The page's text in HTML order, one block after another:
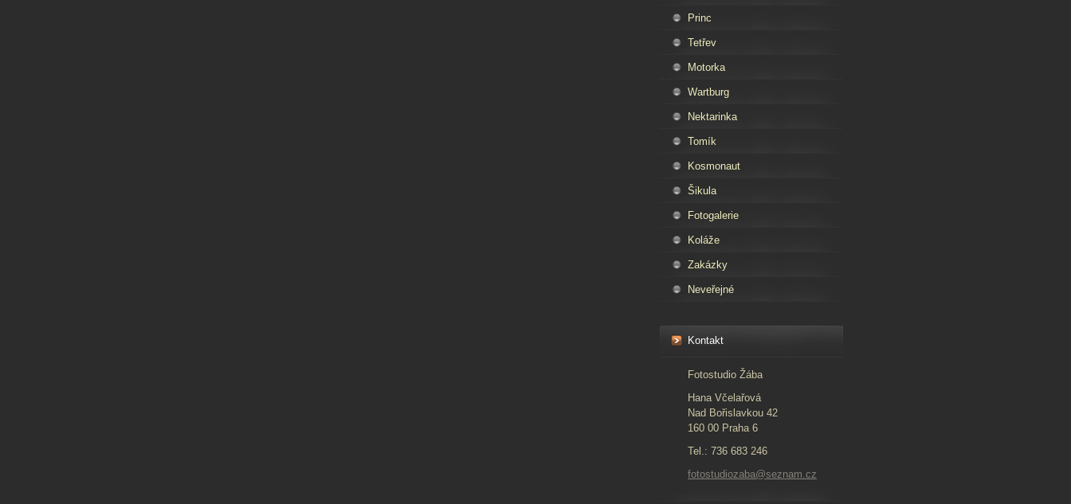
Princ
Tetřev
Motorka
Wartburg
Nektarinka
Tomík
Kosmonaut
Šikula
Fotogalerie
Koláže
Zakázky
Neveřejné
Kontakt
Fotostudio Žába
Hana Včelařová
Nad Bořislavkou 42
160 00 Praha 6
Tel.: 736 683 246
fotostudiozaba@seznam.cz